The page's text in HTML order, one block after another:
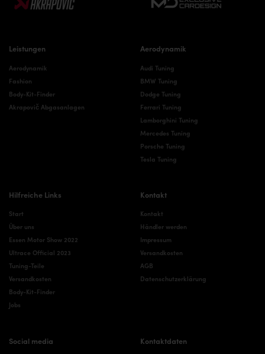
Leistungen
Aerodynamik
Fashion
Body-Kit-Finder
Akrapovič Abgasanlagen
Aerodynamik
Audi Tuning
BMW Tuning
Dodge Tuning
Ferrari Tuning
Lamborghini Tuning
Mercedes Tuning
Porsche Tuning
Tesla Tuning
Hilfreiche Links
Start
Über uns
Essen Motor Show 2022
Ultrace Official 2023
Tuning-Teile
Versandkosten
Body-Kit-Finder
Jobs
Kontakt
Kontakt
Händler werden
Impressum
Versandkosten
AGB
Datenschutzerklärung
Social media Kontaktdaten